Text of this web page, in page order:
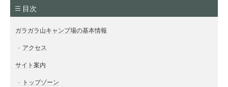
目次
ガラガラ山キャンプ場の基本情報
アクセス
サイト案内
トップゾーン